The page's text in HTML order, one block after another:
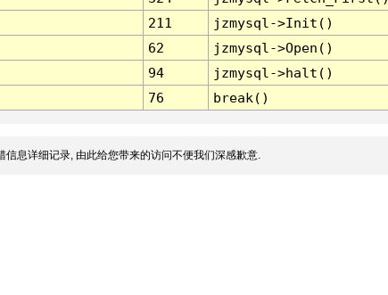
211
jzmysql->Init()
62
jzmysql->Open()
94
jzmysql->halt()
76 break()
信息详细记录, 由此给您带来的访问不便我们深感歉意.